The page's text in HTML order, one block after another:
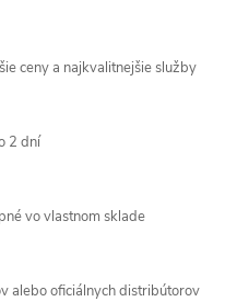
ceny a najkvalitnejšie služby
2 dní
vo vlastnom sklade
alebo oficiálnych distribútorov